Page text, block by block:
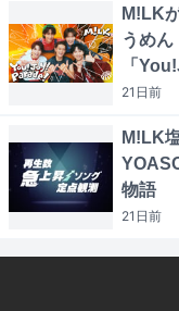
M!LK
うめ
「
21日前
M!LK
物語
21日前